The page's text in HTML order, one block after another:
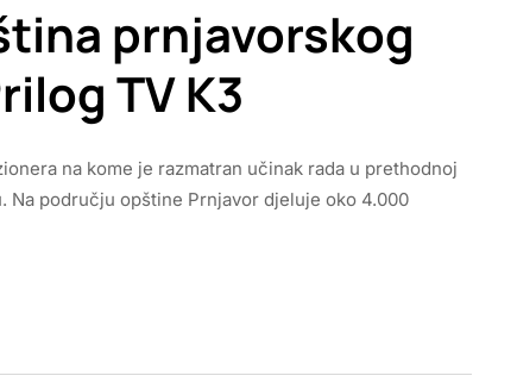
prnjavorskog
TV K3
na kome je razmatran učinak rada u prethodnoj
Na području opštine Prnjavor djeluje oko 4.000